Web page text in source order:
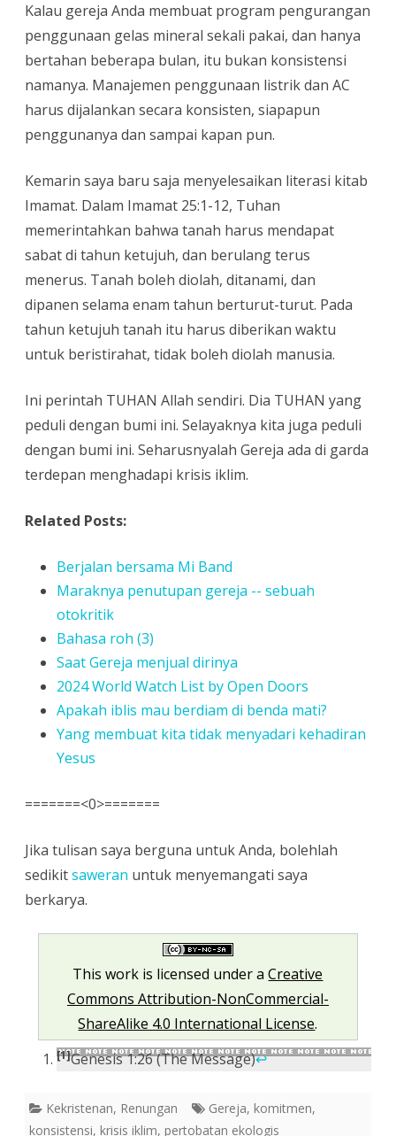
Kalau gereja Anda membuat program pengurangan
penggunaan gelas mineral sekali pakai, dan hanya
bertahan beberapa bulan, itu bukan konsistensi
namanya. Manajemen penggunaan listrik dan AC
harus dijalankan secara konsisten, siapapun
penggunanya dan sampai kapan pun.
Kemarin saya baru saja menyelesaikan literasi kitab
Imamat. Dalam Imamat 25:1-12, Tuhan
memerintahkan bahwa tanah harus mendapat
sabat di tahun ketujuh, dan berulang terus
menerus. Tanah boleh diolah, ditanami, dan
dipanen selama enam tahun berturut-turut. Pada
tahun ketujuh tanah itu harus diberikan waktu
untuk beristirahat, tidak boleh diolah manusia.
Ini perintah TUHAN Allah sendiri. Dia TUHAN yang
peduli dengan bumi ini. Selayaknya kita juga peduli
dengan bumi ini. Seharusnyalah Gereja ada di garda
terdepan menghadapi krisis iklim.
Related Posts:
Berjalan bersama Mi Band
Maraknya penutupan gereja -- sebuah
otokritik
Bahasa roh (3)
Saat Gereja menjual dirinya
2024 World Watch List by Open Doors
Apakah iblis mau berdiam di benda mati?
Yang membuat kita tidak menyadari kehadiran
Yesus
=======<0>=======
Jika tulisan saya berguna untuk Anda, bolehlah
sedikitsaweran untuk menyemangati saya
berkarya.
This work is licensed under aCreative
Commons Attribution-NonCommercial-
ShareAlike 4.0 International License.
[1]Genesis 1:26 (The Message)↩
Kekristenan, Renungan Gereja, komitmen,
konsistensi, krisis iklim, pertobatan ekologis